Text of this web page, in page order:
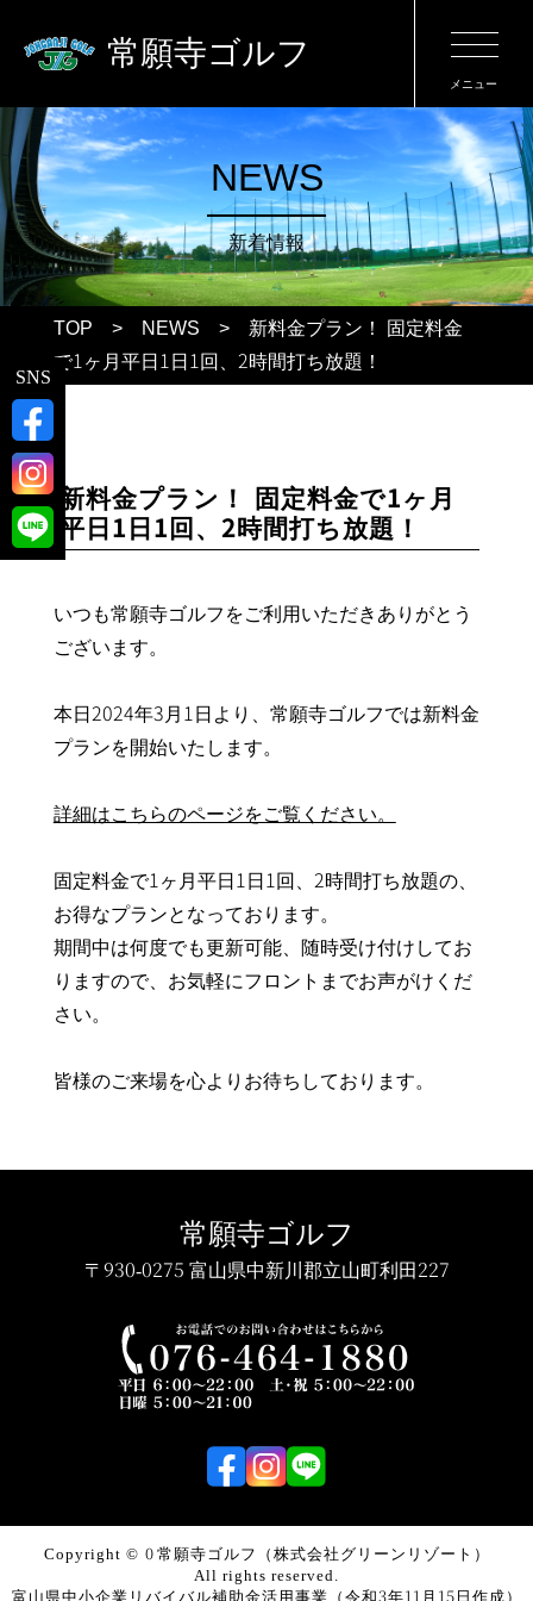
常願寺ゴルフ
メニュー
SNS
NEWS
新着情報
TOP > NEWS > 新料金プラン！ 固定料金
で1ヶ月平日1日1回、2時間打ち放題！
新料金プラン！ 固定料金で1ヶ月
平日1日1回、2時間打ち放題！
いつも常願寺ゴルフをご利用いただきありがとう
ございます。
本日2024年3月1日より、常願寺ゴルフでは新料金
プランを開始いたします。
詳細はこちらのページをご覧ください。
固定料金で1ヶ月平日1日1回、2時間打ち放題の、
お得なプランとなっております。
期間中は何度でも更新可能、随時受け付けしてお
りますので、お気軽にフロントまでお声がけくだ
さい。
皆様のご来場を心よりお待ちしております。
常願寺ゴルフ
〒930-0275 富山県中新川郡立山町利田227
Copyright © 2022 常願寺ゴルフ（株式会社グリーンリゾート）
All rights reserved.
富山県中小企業 リバイバル補助金活用事業 （令和3年11月15日作成）